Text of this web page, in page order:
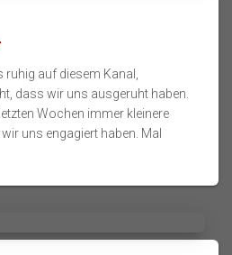
ruhig auf diesem Kanal,
dass wir uns ausgeruht haben.
Wochen immer kleinere
uns engagiert haben. Mal